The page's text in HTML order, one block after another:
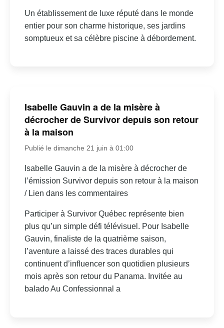
Un établissement de luxe réputé dans le monde
entier pour son charme historique, ses jardins
somptueux et sa célèbre piscine à débordement.
Isabelle Gauvin a de la misère à
décrocher de Survivor depuis son retour
à la maison
Publié le dimanche 21 juin à 01:00
Isabelle Gauvin a de la misère à décrocher de
l’émission Survivor depuis son retour à la maison
/ Lien dans les commentaires
Participer à Survivor Québec représente bien
plus qu’un simple défi télévisuel. Pour Isabelle
Gauvin, finaliste de la quatrième saison,
l’aventure a laissé des traces durables qui
continuent d’influencer son quotidien plusieurs
mois après son retour du Panama. Invitée au
balado Au Confessionnal a